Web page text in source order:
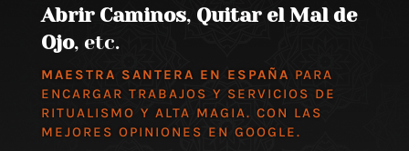
Abrir Caminos, Quitar el Mal de
Ojo, etc.
MAESTRA SANTERA EN ESPAÑA PARA
ENCARGAR TRABAJOS Y SERVICIOS DE
RITUALISMO Y ALTA MAGIA. CON LAS
MEJORES OPINIONES EN GOOGLE.